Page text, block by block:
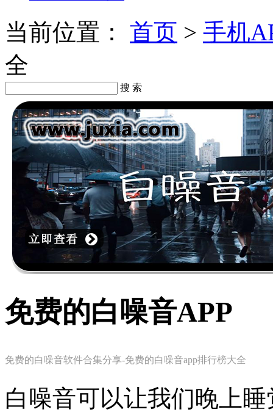
当前位置： 首页 > 手机
全
搜 索
免费的白噪音APP
免费的白噪音软件合集分享-免费的白噪音app排行榜大全
白噪音可以让我们晚上